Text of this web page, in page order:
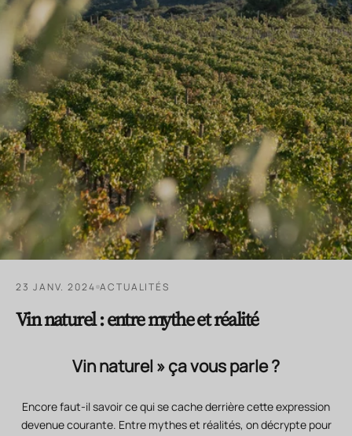
23 JANV. 2024 ACTUALITÉS
Vin naturel : entre mythe et réalité
Vin naturel » ça vous parle ?
Encore faut-il savoir ce qui se cache derrière cette expression
devenue courante. Entre mythes et réalités, on décrypte pour